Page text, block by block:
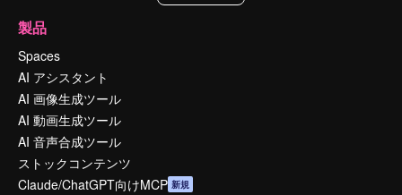
製品
Spaces
AI アシスタント
AI 画像生成ツール
AI 動画生成ツール
AI 音声合成ツール
ストックコンテンツ
Claude/ChatGPT向けMCP 新規